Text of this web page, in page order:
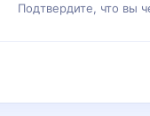
Подтвердите, что вы